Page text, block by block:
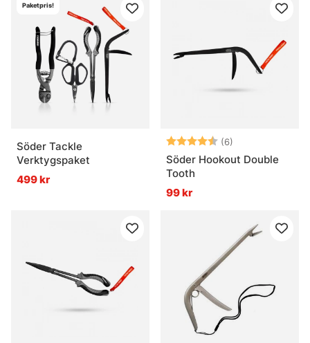
Paketpris!
Söder Tackle
Verktygspaket
499 kr
Betyg: (6)
Söder Hookout Double
Tooth
99 kr